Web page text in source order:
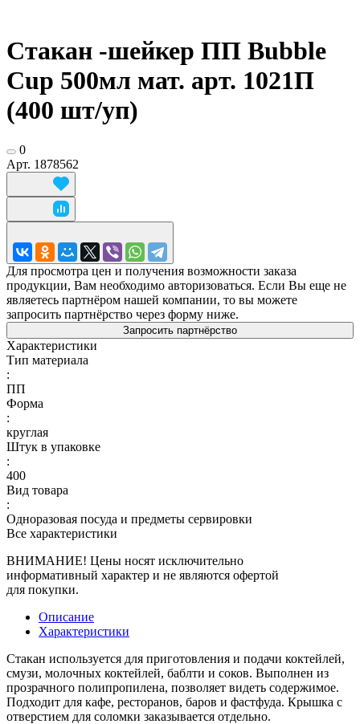
Стакан -шейкер ПП Bubble
Cup 500мл мат. арт. 1021П
(400 шт/уп)
0
Арт. 1878562
Для просмотра цен и получения возможности заказа
продукции, Вам необходимо авторизоваться. Если Вы еще не
являетесь партнёром нашей компании, то вы можете
запросить партнёрство через форму ниже.
Запросить партнёрство
Характеристики
Тип материала
:
ПП
Форма
:
круглая
Штук в упаковке
:
400
Вид товара
:
Одноразовая посуда и предметы сервировки
Все характеристики
ВНИМАНИЕ! Цены носят исключительно
информативный характер и не являются офертой
для покупки.
Описание
Характеристики
Стакан используется для приготовления и подачи коктейлей,
смузи, молочных коктейлей, баблти и соков. Выполнен из
прозрачного полипропилена, позволяет видеть содержимое.
Подходит для кафе, ресторанов, баров и фастфуда. Крышка с
отверстием для соломки заказывается отдельно.